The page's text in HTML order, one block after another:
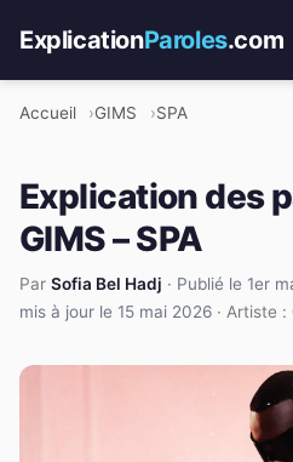
ExplicationParoles.com
Accueil GIMS SPA
Explication des
GIMS – SPA
Par Sofia Bel Hadj · Publié le 1er
mis à jour le 15 mai 2026 · Artiste :